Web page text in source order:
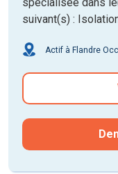
suivant(s) :
Actif à Flandre